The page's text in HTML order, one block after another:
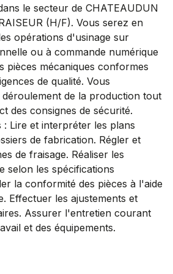
le secteur de CHATEAUDUN
(H/F). Vous serez en
opérations d'usinage sur
ou à commande numérique
pièces mécaniques conformes
de qualité. Vous
de la production tout
des consignes de sécurité.
: Lire et interpréter les plans
de fabrication. Régler et
de fraisage. Réaliser les
selon les spécifications
la conformité des pièces à l'aide
Effectuer les ajustements et
Assurer l'entretien courant
et des équipements.